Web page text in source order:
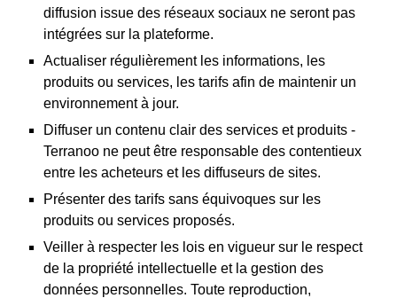
diffusion issue des réseaux sociaux ne seront pas
intégrées sur la plateforme.
Actualiser régulièrement les informations, les
produits ou services, les tarifs afin de maintenir un
environnement à jour.
Diffuser un contenu clair des services et produits -
Terranoo ne peut être responsable des contentieux
entre les acheteurs et les diffuseurs de sites.
Présenter des tarifs sans équivoques sur les
produits ou services proposés.
Veiller à respecter les lois en vigueur sur le respect
de la propriété intellectuelle et la gestion des
données personnelles. Toute reproduction,